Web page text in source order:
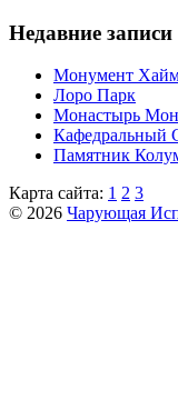
Недавние записи
Монумент
Лоро Парк
Монастырь
Кафeдрaльный
Пaмятник
Карта сайта: 1 2 3
© 2026 Чарующая